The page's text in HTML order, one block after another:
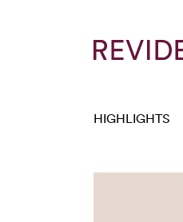
HIGHLIGHTS